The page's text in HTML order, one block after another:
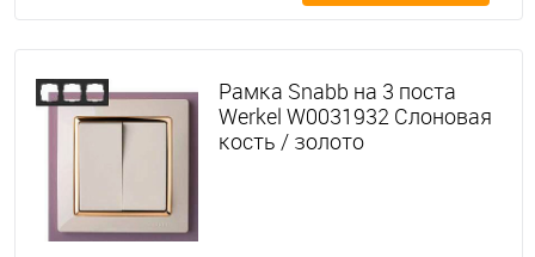
Рамка Snabb на 3 поста
Werkel W0031932 Слоновая
кость / золото